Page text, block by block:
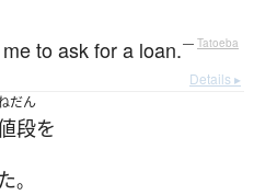
to ask for a loan.— Tatoeba
Details ▸
だん
段を
。